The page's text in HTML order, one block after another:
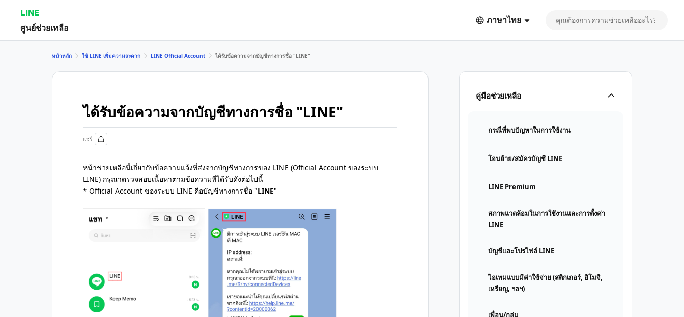
LINE
ศูนย์ช่วยเหลือ
ภาษาไทย
คู่มือช่วยเหลือ
กรณีที่พบปัญหาในการใช้งาน
โอนย้าย/สมัครบัญชี LINE
LINE Premium
สภาพแวดล้อมในการใช้งานและการตั้งค่า
LINE
บัญชีและโปรไฟล์ LINE
ไอเทมแบบมีค่าใช้จ่าย (สติกเกอร์, อิโมจิ,
เหรียญ, ฯลฯ)
เพื่อน/กลุ่ม
หน้าหลัก ใช้ LINE เพิ่มความสะดวก LINE Official Account ได้รับข้อความจากบัญชีทางการชื่อ "LINE"
ได้รับข้อความจากบัญชีทางการชื่อ "LINE"
แชร์
หน้าช่วยเหลือนี้เกี่ยวกับข้อความแจ้งที่ส่งจากบัญชีทางการของ LINE (Official Account ของระบบ
LINE) กรุณาตรวจสอบเนื้อหาตามข้อความที่ได้รับดังต่อไปนี้
* Official Account ของระบบ LINE คือบัญชีทางการชื่อ "LINE"